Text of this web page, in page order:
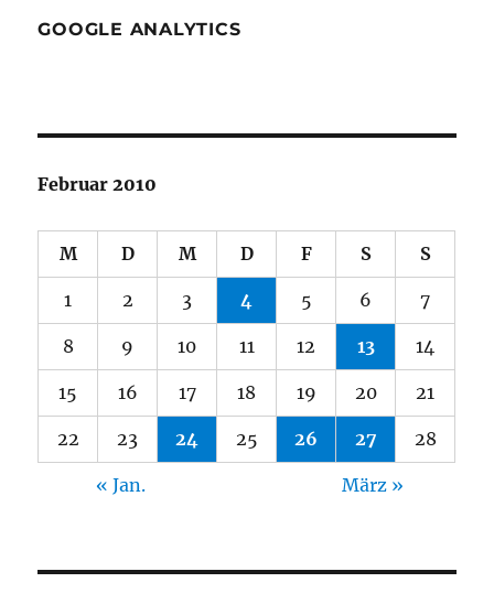
GOOGLE ANALYTICS
Februar 2010
M D M D F S S
1 2 3 4 5 6 7
8 9 10 11 12 13 14
15 16 17 18 19 20 21
22 23 24 25 26 27 28
« Jan. März »